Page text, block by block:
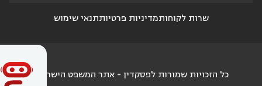
שרות לקוחותמדיניות פרטיותתנאי שימוש
כל הזכויות שמורות לפסקדין - אתר המשפט הישראלי